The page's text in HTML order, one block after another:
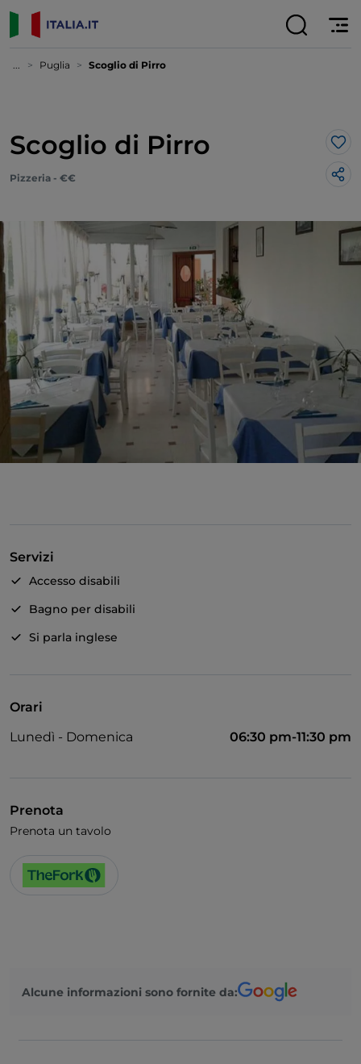
... Puglia Scoglio di Pirro
Scoglio di Pirro
Pizzeria - €€
Servizi
Accesso disabili
Bagno per disabili
Si parla inglese
Orari
Lunedì - Domenica
06:30 pm-11:30 pm
Prenota
Prenota un tavolo
Alcune informazioni sono fornite da: